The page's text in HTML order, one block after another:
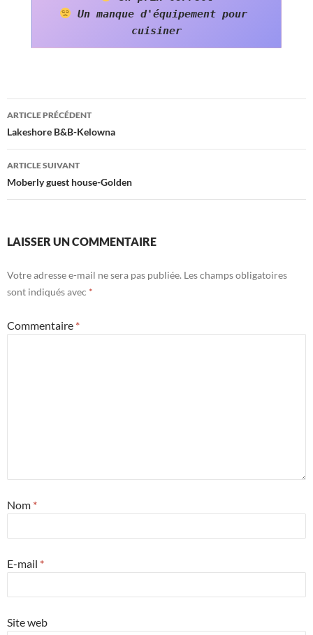
Un manque d'équipement pour
cuisiner
Navigation
des
articles
ARTICLE PRÉCÉDENT
Lakeshore B&B-Kelowna
ARTICLE SUIVANT
Moberly guest house-Golden
LAISSER UN COMMENTAIRE
Votre adresse e-mail ne sera pas publiée. Les champs obligatoires
sont indiqués avec *
Commentaire *
Nom *
E-mail *
Site web